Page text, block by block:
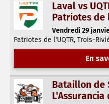
Laval vs
Patriotes de
Vendredi 29
Patriotes de l'UQTR, Trois-
En
Bataillon de